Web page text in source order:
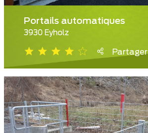
Portails automatiques
3930 Eyholz
Partager